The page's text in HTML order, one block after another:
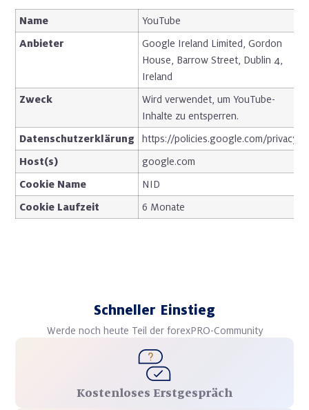
Name YouTube
Anbieter
Google Ireland Limited, Gordon
House, Barrow Street, Dublin 4,
Ireland
Zweck
Wird verwendet, um YouTube-
Inhalte zu entsperren.
Datenschutzerklärung https://policies.google.com/privacy
Host(s) google.com
Cookie Name NID
Cookie Laufzeit 6 Monate
Schneller Einstieg
Werde noch heute Teil der forexPRO-Community
Kostenloses Erstgespräch